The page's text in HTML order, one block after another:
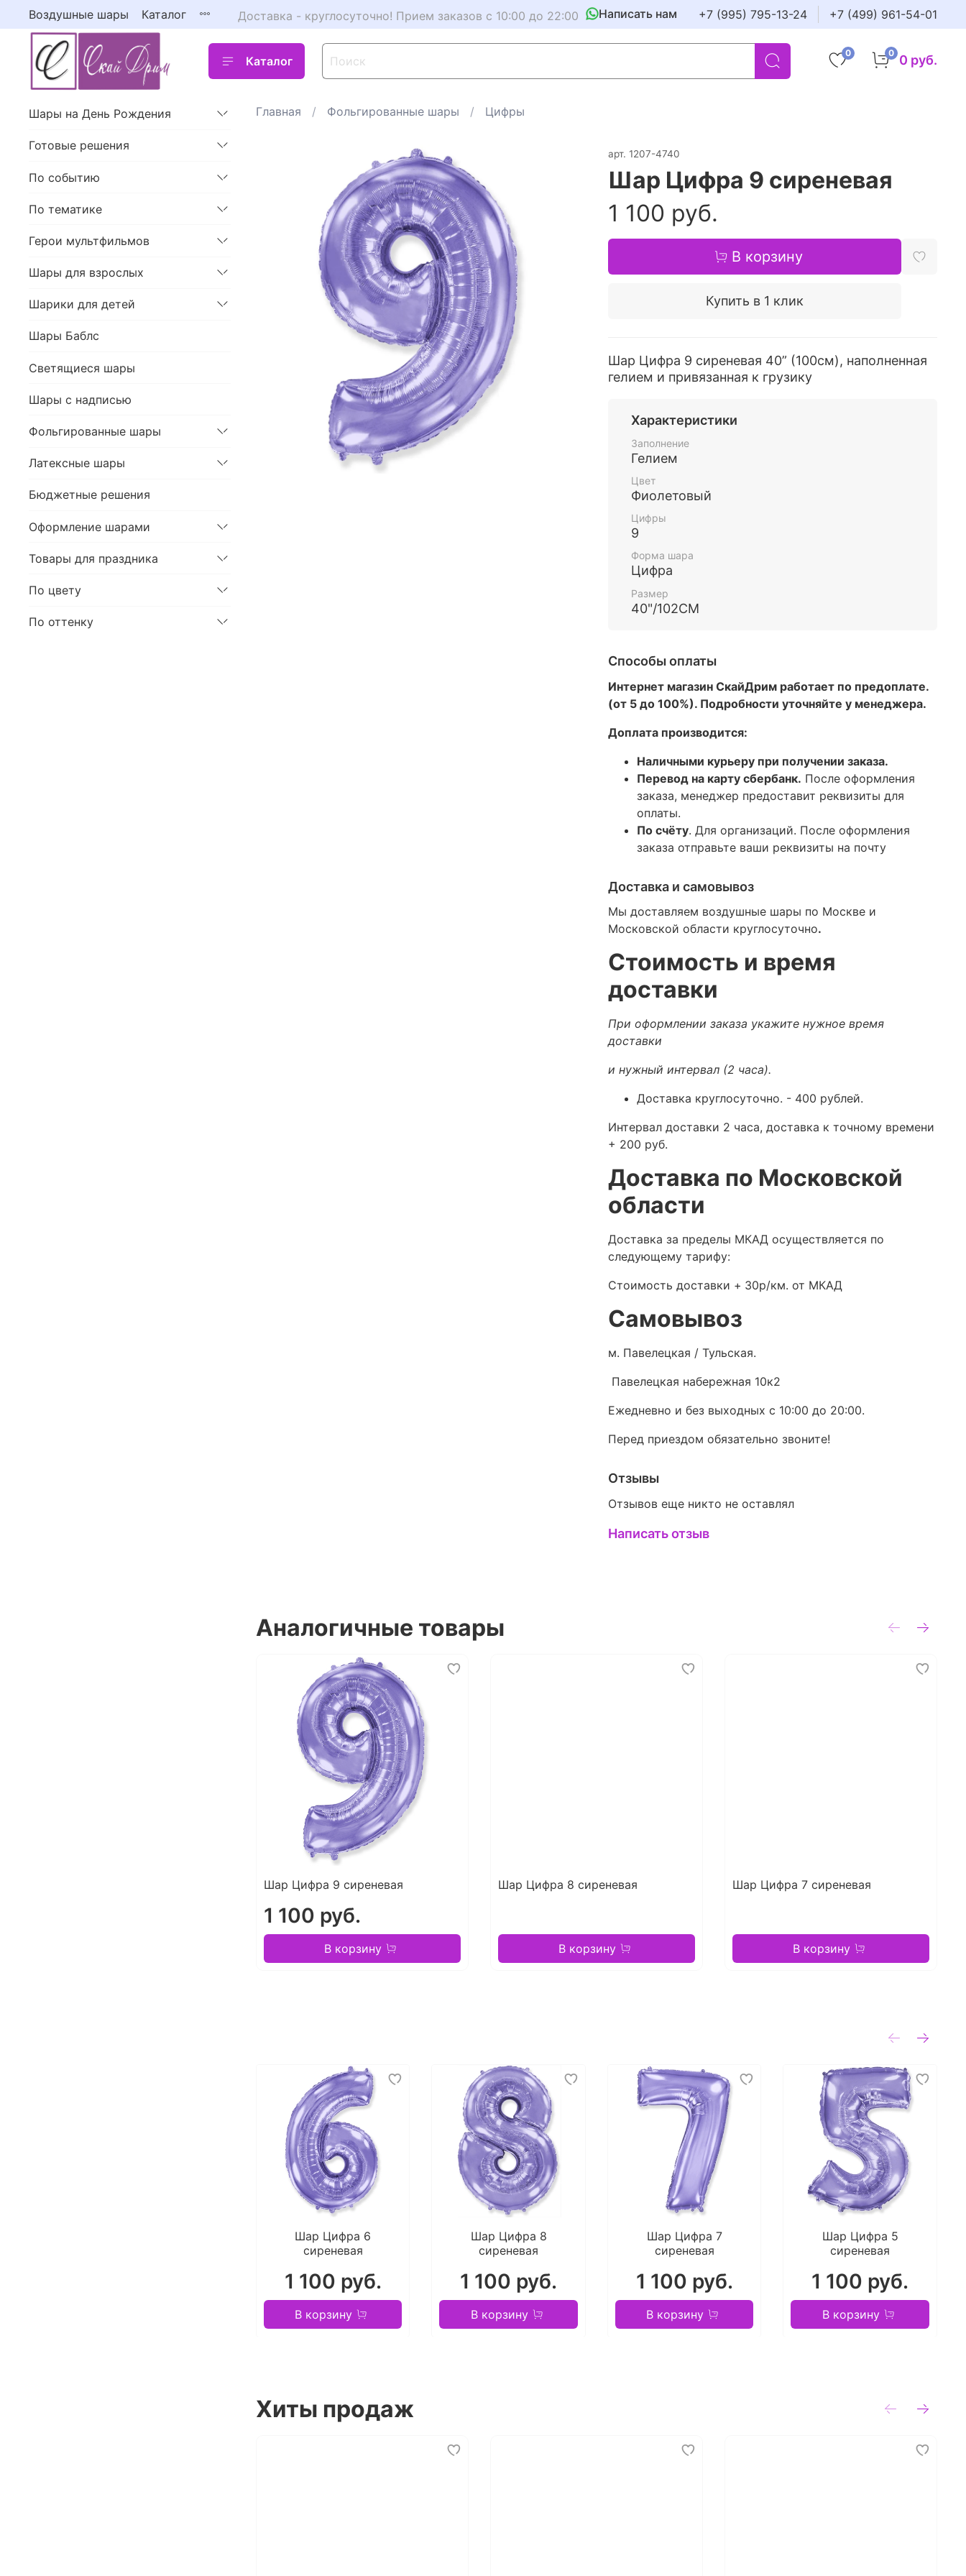
Воздушные шары Каталог Доставка - круглосуточно! Прием заказов с 10:00 до 22:00 Написать нам +7 (995) 795-13-24 +7 (499) 961-54-01
Каталог
0 0 0 руб.
Главная Фольгированные шары Цифры
арт. 1207-4740
Шар Цифра 9 сиреневая
1 100 руб.
В корзину
Купить в 1 клик
Шар Цифра 9 сиреневая 40” (100см), наполненная
гелием и привязанная к грузику
Характеристики
Заполнение
Гелием
Цвет
Фиолетовый
Цифры
9
Форма шара
Цифра
Размер
40"/102СМ
Способы оплаты
Интернет магазин СкайДрим работает по предоплате.
(от 5 до 100%). Подробности уточняйте у менеджера.
Доплата производится:
Наличными курьеру при получении заказа.
Перевод на карту сбербанк. После оформления
заказа, менеджер предоставит реквизиты для
оплаты.
По счёту. Для организаций. После оформления
заказа отправьте ваши реквизиты на почту
Доставка и самовывоз
Мы доставляем воздушные шары по Москве и
Московской области круглосуточно.
Стоимость и время
доставки
При оформлении заказа укажите нужное время
доставки
и нужный интервал (2 часа).
Доставка круглосуточно. - 400 рублей.
Интервал доставки 2 часа, доставка к точному времени
+ 200 руб.
Доставка по Московской
области
Доставка за пределы МКАД осуществляется по
следующему тарифу:
Стоимость доставки + 30р/км. от МКАД
Самовывоз
м. Павелецкая / Тульская.
Павелецкая набережная 10к2
Ежедневно и без выходных с 10:00 до 20:00.
Перед приездом обязательно звоните!
Отзывы
Отзывов еще никто не оставлял
Написать отзыв
Аналогичные товары
Шар Цифра 9 сиреневая
1 100 руб.
В корзину
Шар Цифра 8 сиреневая
В корзину
Шар Цифра 7 сиреневая
В корзину
Шар Цифра 6
сиреневая
1 100 руб.
В корзину
Шар Цифра 8
сиреневая
1 100 руб.
В корзину
Шар Цифра 7
сиреневая
1 100 руб.
В корзину
Шар Цифра 5
сиреневая
1 100 руб.
В корзину
Хиты продаж
Шары на День Рождения
Готовые решения
По событию
По тематике
Герои мультфильмов
Шары для взрослых
Шарики для детей
Шары Баблс
Светящиеся шары
Шары с надписью
Фольгированные шары
Латексные шары
Бюджетные решения
Оформление шарами
Товары для праздника
По цвету
По оттенку